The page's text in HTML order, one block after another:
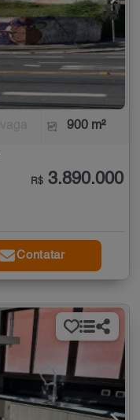
900 m²
R$ 3.890.000
Contatar